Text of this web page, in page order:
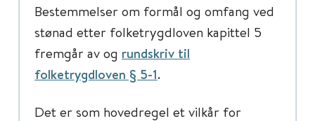
Bestemmelser om formål og omfang ved
stønad etter folketrygdloven kapittel 5
fremgår av og rundskriv til
folketrygdloven § 5-1.
Det er som hovedregel et vilkår for